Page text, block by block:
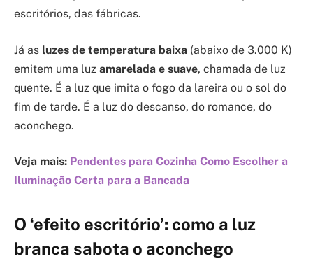
escritórios, das fábricas.
Já as luzes de temperatura baixa (abaixo de 3.000 K)
emitem uma luz amarelada e suave, chamada de luz
quente. É a luz que imita o fogo da lareira ou o sol do
fim de tarde. É a luz do descanso, do romance, do
aconchego.
Veja mais: Pendentes para Cozinha Como Escolher a
Iluminação Certa para a Bancada
O ‘efeito escritório’: como a luz
branca sabota o aconchego